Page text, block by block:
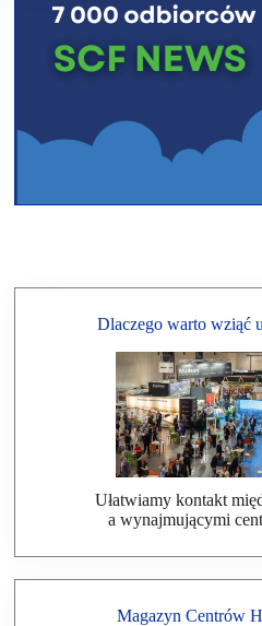
Dlaczego warto wziąć
Ułatwiamy kontakt
a wynajmującymi
Magazyn Centrów